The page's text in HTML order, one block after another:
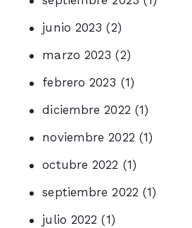
junio 2023 (2)
marzo 2023 (2)
febrero 2023 (1)
diciembre 2022 (1)
noviembre 2022 (1)
octubre 2022 (1)
septiembre 2022 (1)
julio 2022 (1)